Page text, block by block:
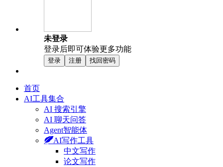
未登录
登录后即可体验更多功能
登录 注册 找回密码
首页
AI工具集合
AI 搜索引擎
AI 聊天问答
Agent智能体
AI写作工具
中文写作
论文写作